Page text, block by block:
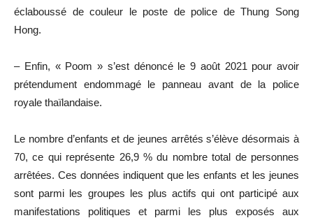
éclaboussé de couleur le poste de police de Thung Song
Hong.
– Enfin, « Poom » s’est dénoncé le 9 août 2021 pour avoir
prétendument endommagé le panneau avant de la police
royale thaïlandaise.
Le nombre d’enfants et de jeunes arrêtés s’élève désormais à
70, ce qui représente 26,9 % du nombre total de personnes
arrêtées. Ces données indiquent que les enfants et les jeunes
sont parmi les groupes les plus actifs qui ont participé aux
manifestations politiques et parmi les plus exposés aux